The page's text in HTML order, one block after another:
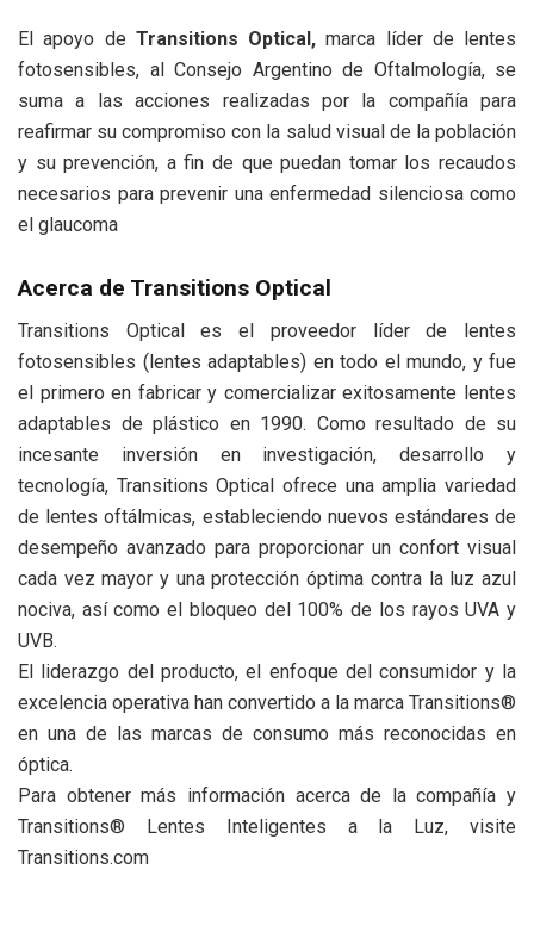
El apoyo de Transitions Optical, marca líder de lentes
fotosensibles, al Consejo Argentino de Oftalmología, se
suma a las acciones realizadas por la compañía para
reafirmar su compromiso con la salud visual de la población
y su prevención, a fin de que puedan tomar los recaudos
necesarios para prevenir una enfermedad silenciosa como
el glaucoma
Acerca de Transitions Optical
Transitions Optical es el proveedor líder de lentes
fotosensibles (lentes adaptables) en todo el mundo, y fue
el primero en fabricar y comercializar exitosamente lentes
adaptables de plástico en 1990. Como resultado de su
incesante inversión en investigación, desarrollo y
tecnología, Transitions Optical ofrece una amplia variedad
de lentes oftálmicas, estableciendo nuevos estándares de
desempeño avanzado para proporcionar un confort visual
cada vez mayor y una protección óptima contra la luz azul
nociva, así como el bloqueo del 100% de los rayos UVA y
UVB.
El liderazgo del producto, el enfoque del consumidor y la
excelencia operativa han convertido a la marca Transitions®
en una de las marcas de consumo más reconocidas en
óptica.
Para obtener más información acerca de la compañía y
Transitions® Lentes Inteligentes a la Luz, visite
Transitions.com